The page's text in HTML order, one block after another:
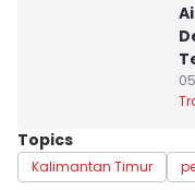
Topics
Kalimantan Timur